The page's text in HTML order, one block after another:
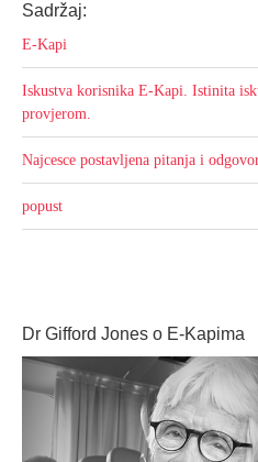
Sadržaj:
E-Kapi
Iskustva korisnika E-Kapi. Istinita
provjerom.
Najcesce postavljena pitanja i
popust
Dr Gifford Jones o E-Kapima